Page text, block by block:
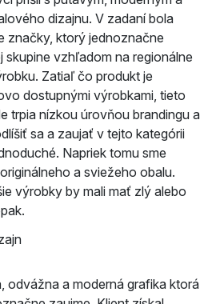
dizajnu. V zadaní bola
značky, ktorý jednoznačne
skupine vzhľadom na regionálne
Zatiaľ čo produkt je
dostupnými výrobkami, tieto
trpia nízkou úrovňou brandingu a
sa a zaujať v tejto kategórii
Napriek tomu sme
a sviežeho obalu.
výrobky by mali mať zlý alebo
odvážna a moderná grafika ktorá